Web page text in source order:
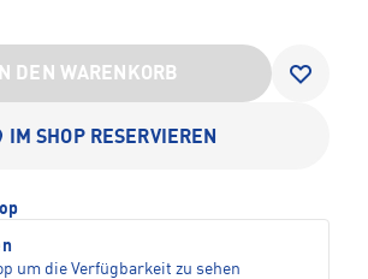
IN DEN WARENKORB
IM SHOP RESERVIEREN
um die Verfügbarkeit zu sehen